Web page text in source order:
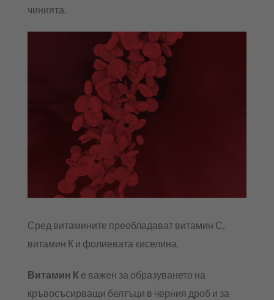
чинията.
Сред витамините преобладават витамин С,
витамин К и фолиевата киселина.
Витамин К е важен за образуването на
кръвосъсирващи белтъци в черния дроб и за